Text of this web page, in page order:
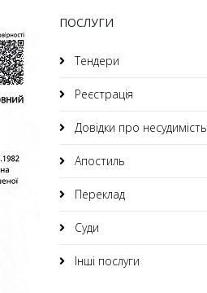
ПОСЛУГИ
Тендери
Реєстрація
Довідки про несудимість
Апостиль
Переклад
Суди
Інші послуги